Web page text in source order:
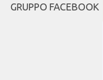
GRUPPO FACEBOOK